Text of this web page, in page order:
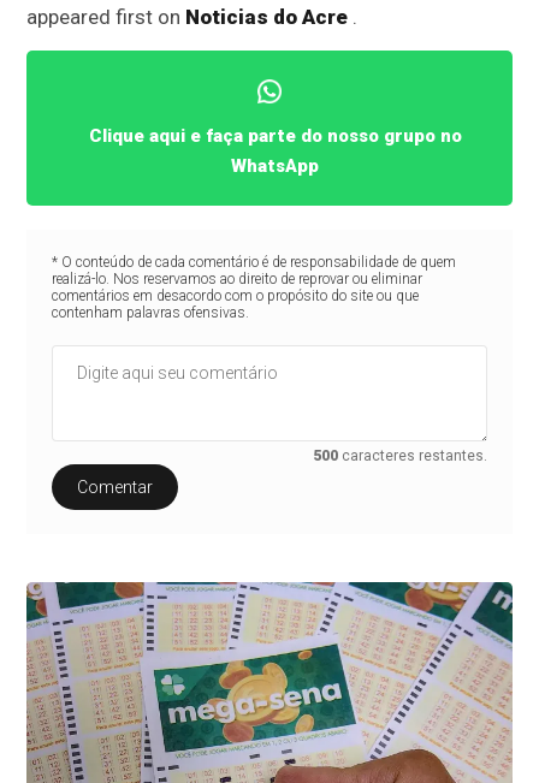
appeared first on Noticias do Acre .
Clique aqui e faça parte do nosso grupo no
WhatsApp
* O conteúdo de cada comentário é de responsabilidade de quem
realizá-lo. Nos reservamos ao direito de reprovar ou eliminar
comentários em desacordo com o propósito do site ou que
contenham palavras ofensivas.
500 caracteres restantes.
Comentar